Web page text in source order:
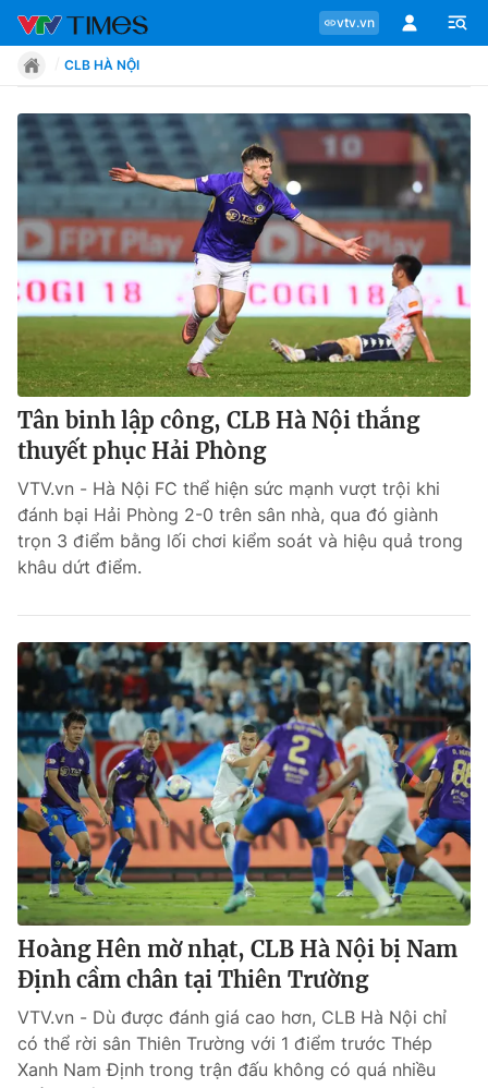
vtv.vn
Chuyên mục
Tin tức
Move
Phong cách
Chân dung
Bóng đá
Các môn khác
VIDEO
Bên lề
CLB HÀ NỘI
Tân binh lập công, CLB Hà Nội thắng
thuyết phục Hải Phòng
VTV.vn - Hà Nội FC thể hiện sức mạnh vượt trội khi
đánh bại Hải Phòng 2-0 trên sân nhà, qua đó giành
trọn 3 điểm bằng lối chơi kiểm soát và hiệu quả trong
khâu dứt điểm.
Hoàng Hên mờ nhạt, CLB Hà Nội bị Nam
Định cầm chân tại Thiên Trường
VTV.vn - Dù được đánh giá cao hơn, CLB Hà Nội chỉ
có thể rời sân Thiên Trường với 1 điểm trước Thép
Xanh Nam Định trong trận đấu không có quá nhiều